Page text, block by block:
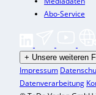
Abo-Service
+ Unsere weiteren
Impressum
Datenverarbeitung